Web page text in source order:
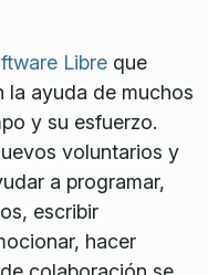
Libreque
la ayuda de muchos
y su esfuerzo.
voluntarios y
a programar,
escribir
hacer